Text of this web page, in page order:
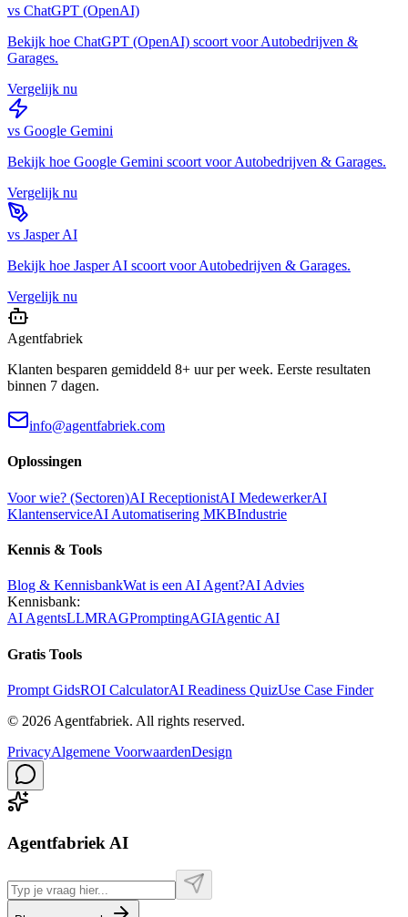
vs ChatGPT (OpenAI)
Bekijk hoe ChatGPT (OpenAI) scoort voorAutobedrijven &
Garages.
Vergelijk nu
vs Google Gemini
Bekijk hoe Google Gemini scoort voorAutobedrijven & Garages.
Vergelijk nu
vs Jasper AI
Bekijk hoe Jasper AI scoort voorAutobedrijven & Garages.
Vergelijk nu
Agentfabriek
Klanten besparen gemiddeld 8+ uur per week. Eerste resultaten
binnen 7 dagen.
info@agentfabriek.com
Oplossingen
Voor wie? (Sectoren)AI ReceptionistAI MedewerkerAI
KlantenserviceAI Automatisering MKBIndustrie
Kennis & Tools
Blog & KennisbankWat is een AI Agent?AI Advies
Kennisbank:
AI AgentsLLMRAGPromptingAGIAgentic AI
Gratis Tools
Prompt GidsROI CalculatorAI Readiness QuizUse Case Finder
© 2026 Agentfabriek. All rights reserved.
PrivacyAlgemene VoorwaardenDesign
Agentfabriek AI